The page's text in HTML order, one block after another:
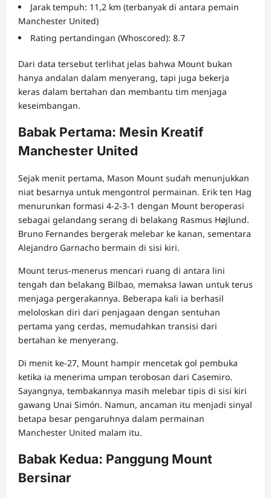
Jarak tempuh: 11,2 km (terbanyak di antara pemain
Manchester United)
Rating pertandingan (Whoscored): 8.7
Dari data tersebut terlihat jelas bahwa Mount bukan
hanya andalan dalam menyerang, tapi juga bekerja
keras dalam bertahan dan membantu tim menjaga
keseimbangan.
Babak Pertama: Mesin Kreatif
Manchester United
Sejak menit pertama, Mason Mount sudah menunjukkan
niat besarnya untuk mengontrol permainan. Erik ten Hag
menurunkan formasi 4-2-3-1 dengan Mount beroperasi
sebagai gelandang serang di belakang Rasmus Højlund.
Bruno Fernandes bergerak melebar ke kanan, sementara
Alejandro Garnacho bermain di sisi kiri.
Mount terus-menerus mencari ruang di antara lini
tengah dan belakang Bilbao, memaksa lawan untuk terus
menjaga pergerakannya. Beberapa kali ia berhasil
meloloskan diri dari penjagaan dengan sentuhan
pertama yang cerdas, memudahkan transisi dari
bertahan ke menyerang.
Di menit ke-27, Mount hampir mencetak gol pembuka
ketika ia menerima umpan terobosan dari Casemiro.
Sayangnya, tembakannya masih melebar tipis di sisi kiri
gawang Unai Simón. Namun, ancaman itu menjadi sinyal
betapa besar pengaruhnya dalam permainan
Manchester United malam itu.
Babak Kedua: Panggung Mount
Bersinar